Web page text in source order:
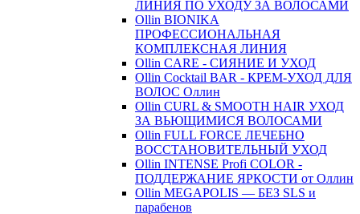
ЛИНИЯ ПО УХОДУ ЗА ВОЛОСАМИ
Ollin BIONIKA
ПРОФЕССИОНАЛЬНАЯ
КОМПЛЕКСНАЯ ЛИНИЯ
Ollin CARE - СИЯНИЕ И УХОД
Ollin Cocktail BAR - КРЕМ-УХОД ДЛЯ
ВОЛОС Оллин
Ollin CURL & SMOOTH HAIR УХОД
ЗА ВЬЮЩИМИСЯ ВОЛОСАМИ
Ollin FULL FORCE ЛЕЧЕБНО
ВОССТАНОВИТЕЛЬНЫЙ УХОД
Ollin INTENSE Profi COLOR -
ПОДДЕРЖАНИЕ ЯРКОСТИ от Оллин
Ollin MEGAPOLIS — БЕЗ SLS и
парабенов